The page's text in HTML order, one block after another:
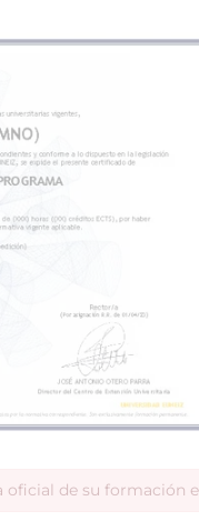
oficial de su